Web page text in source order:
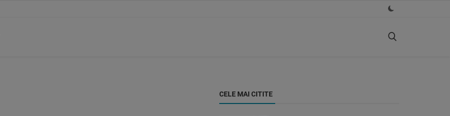
CELE MAI CITITE